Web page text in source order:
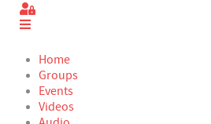
Sign In
Home
Groups
Events
Videos